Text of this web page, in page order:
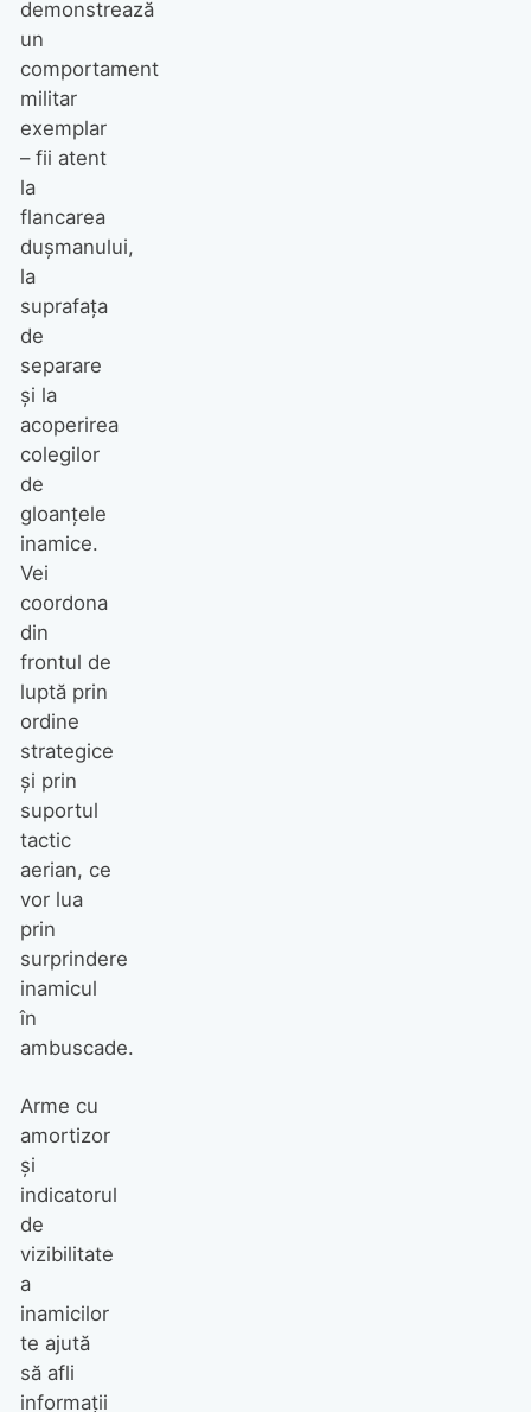
demonstrează
un
comportament
militar
exemplar
– fii atent
la
flancarea
duşmanului,
la
suprafaţa
de
separare
şi la
acoperirea
colegilor
de
gloanţele
inamice.
Vei
coordona
din
frontul de
luptă prin
ordine
strategice
şi prin
suportul
tactic
aerian, ce
vor lua
prin
surprindere
inamicul
în
ambuscade.
Arme cu
amortizor
şi
indicatorul
de
vizibilitate
a
inamicilor
te ajută
să afli
informaţii